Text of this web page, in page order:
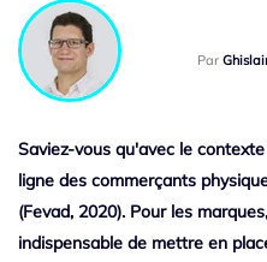
Par
Saviez-vous qu'avec le
ligne des commerçants
(Fevad, 2020). Pour les
indispensable de mettre en